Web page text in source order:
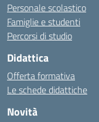
Personale scolastico
Famiglie e studenti
Percorsi di studio
Didattica
Offerta formativa
Le schede didattiche
Novità